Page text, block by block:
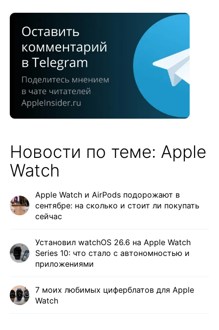
Новости по теме: Apple
Watch
Apple Watch и AirPods подорожают в
сентябре: на сколько и стоит ли покупать
сейчас
Установил watchOS 26.6 на Apple Watch
Series 10: что стало с автономностью и
приложениями
7 моих любимых циферблатов для Apple
Watch